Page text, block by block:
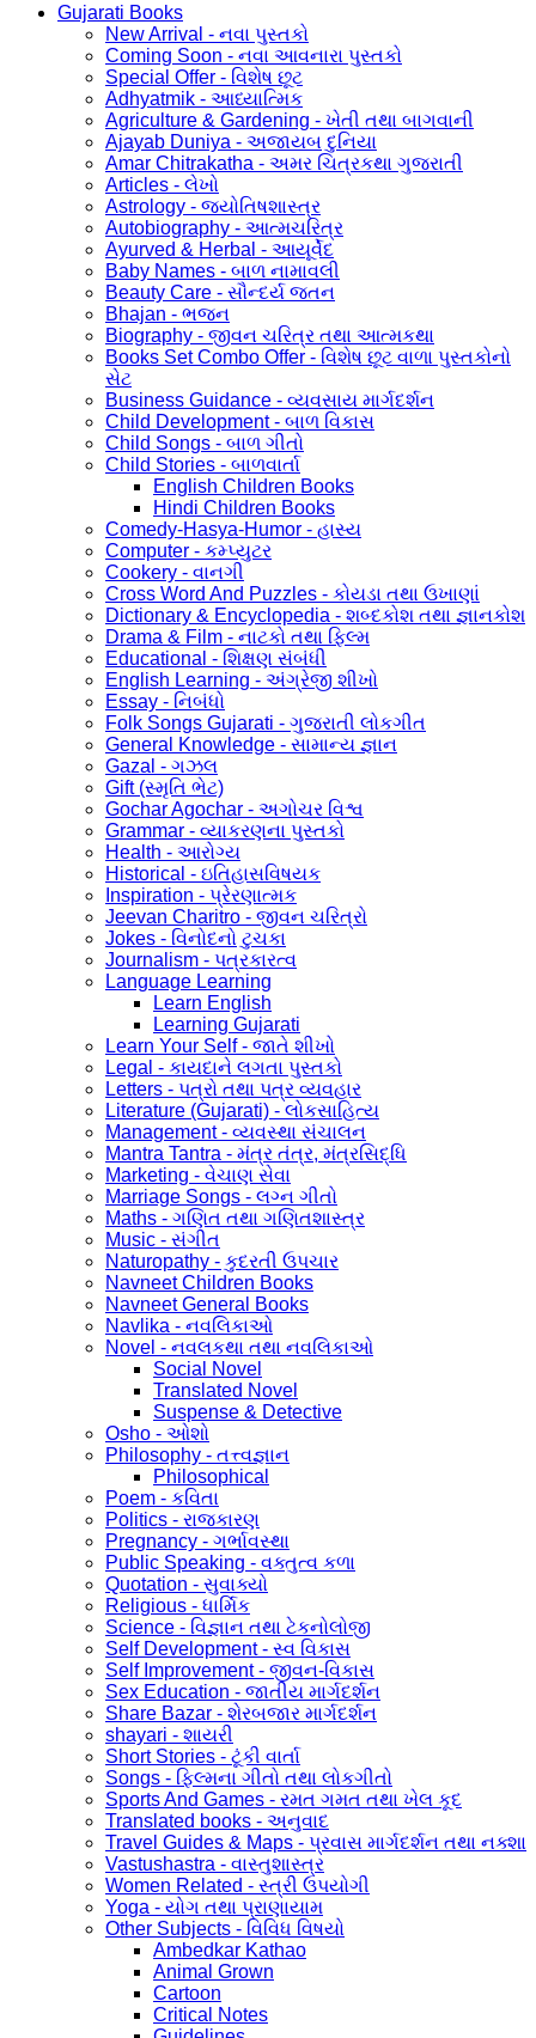
Gujarati Books
New Arrival - નવા પુસ્તકો
Coming Soon - નવા આવનારા પુસ્તકો
Special Offer - વિશેષ છૂટ
Adhyatmik - આધ્યાત્મિક
Agriculture & Gardening - ખેતી તથા બાગવાની
Ajayab Duniya - અજાયબ દુનિયા
Amar Chitrakatha - અમર ચિત્રકથા ગુજરાતી
Articles - લેખો
Astrology - જ્યોતિષશાસ્ત્ર
Autobiography - આત્મચરિત્ર
Ayurved & Herbal - આયૂર્વેદ
Baby Names - બાળ નામાવલી
Beauty Care - સૌન્દર્ય જતન
Bhajan - ભજન
Biography - જીવન ચરિત્ર તથા આત્મકથા
Books Set Combo Offer - વિશેષ છૂટ વાળા પુસ્તકોનો
સેટ
Business Guidance - વ્યવસાય માર્ગદર્શન
Child Development - બાળ વિકાસ
Child Songs - બાળ ગીતો
Child Stories - બાળવાર્તા
English Children Books
Hindi Children Books
Comedy-Hasya-Humor - હાસ્ય
Computer - કમ્પ્યુટર
Cookery - વાનગી
Cross Word And Puzzles - કોયડા તથા ઉખાણાં
Dictionary & Encyclopedia - શબ્દકોશ તથા જ્ઞાનકોશ
Drama & Film - નાટકો તથા ફિલ્મ
Educational - શિક્ષણ સંબંધી
English Learning - અંગ્રેજી શીખો
Essay - નિબંધો
Folk Songs Gujarati - ગુજરાતી લોકગીત
General Knowledge - સામાન્ય જ્ઞાન
Gazal - ગઝલ
Gift (સ્મૃતિ ભેટ)
Gochar Agochar - અગોચર વિશ્વ
Grammar - વ્યાકરણના પુસ્તકો
Health - આરોગ્ય
Historical - ઇતિહાસવિષયક
Inspiration - પ્રેરણાત્મક
Jeevan Charitro - જીવન ચરિત્રો
Jokes - વિનોદનો ટુચકા
Journalism - પત્રકારત્વ
Language Learning
Learn English
Learning Gujarati
Learn Your Self - જાતે શીખો
Legal - કાયદાને લગતા પુસ્તકો
Letters - પત્રો તથા પત્ર વ્યવહાર
Literature (Gujarati) - લોકસાહિત્ય
Management - વ્યવસ્થા સંચાલન
Mantra Tantra - મંત્ર તંત્ર, મંત્રસિદ્ધિ
Marketing - વેચાણ સેવા
Marriage Songs - લગ્ન ગીતો
Maths - ગણિત તથા ગણિતશાસ્ત્ર
Music - સંગીત
Naturopathy - કુદરતી ઉપચાર
Navneet Children Books
Navneet General Books
Navlika - નવલિકાઓ
Novel - નવલકથા તથા નવલિકાઓ
Social Novel
Translated Novel
Suspense & Detective
Osho - ઓશો
Philosophy - તત્ત્વજ્ઞાન
Philosophical
Poem - કવિતા
Politics - રાજકારણ
Pregnancy - ગર્ભાવસ્થા
Public Speaking - વક્તુત્વ કળા
Quotation - સુવાક્યો
Religious - ધાર્મિક
Science - વિજ્ઞાન તથા ટેકનોલોજી
Self Development - સ્વ વિકાસ
Self Improvement - જીવન-વિકાસ
Sex Education - જાતીય માર્ગદર્શન
Share Bazar - શેરબજાર માર્ગદર્શન
shayari - શાયરી
Short Stories - ટૂંકી વાર્તા
Songs - ફિલ્મના ગીતો તથા લોકગીતો
Sports And Games - રમત ગમત તથા ખેલ કૂદ
Translated books - અનુવાદ
Travel Guides & Maps - પ્રવાસ માર્ગદર્શન તથા નક્શા
Vastushastra - વાસ્તુશાસ્ત્ર
Women Related - સ્ત્રી ઉપયોગી
Yoga - યોગ તથા પ્રાણાયામ
Other Subjects - વિવિધ વિષયો
Ambedkar Kathao
Animal Grown
Cartoon
Critical Notes